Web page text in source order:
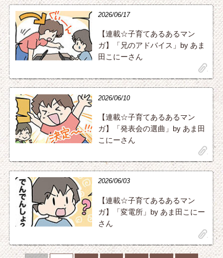
2026/06/17
【連載☆子育てあるあるマン
ガ】「兄のアドバイス」by あま
田こにーさん
clip
2026/06/10
【連載☆子育てあるあるマン
ガ】「発表会の選曲」by あま田
こにーさん
clip
2026/06/03
【連載☆子育てあるあるマン
ガ】「変電所」by あま田こにー
さん
clip